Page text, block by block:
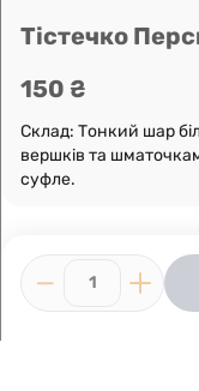
Тістечко
150 ₴
Склад: Тонкий шар
вершків та
суфле.
1